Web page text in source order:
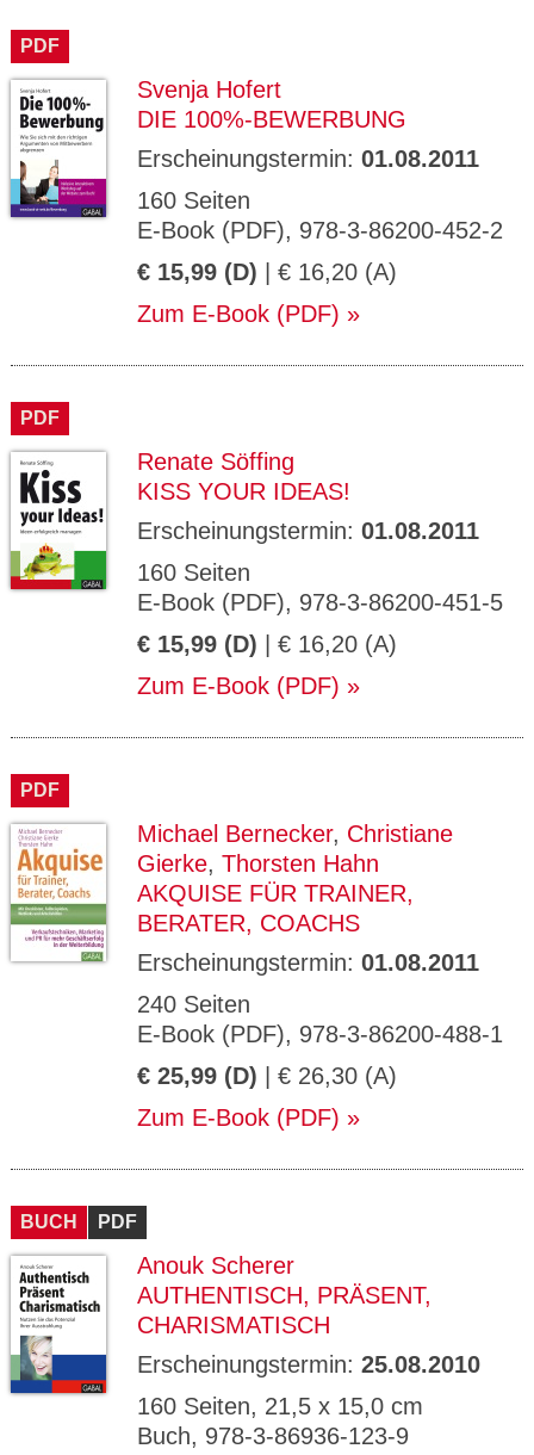
PDF
Svenja Hofert
DIE 100%-BEWERBUNG
Erscheinungstermin: 01.08.2011
160 Seiten
E-Book (PDF), 978-3-86200-452-2
€ 15,99 (D) | € 16,20 (A)
Zum E-Book (PDF)
PDF
Renate Söffing
KISS YOUR IDEAS!
Erscheinungstermin: 01.08.2011
160 Seiten
E-Book (PDF), 978-3-86200-451-5
€ 15,99 (D) | € 16,20 (A)
Zum E-Book (PDF)
PDF
Michael Bernecker, Christiane
Gierke, Thorsten Hahn
AKQUISE FÜR TRAINER,
BERATER, COACHS
Erscheinungstermin: 01.08.2011
240 Seiten
E-Book (PDF), 978-3-86200-488-1
€ 25,99 (D) | € 26,30 (A)
Zum E-Book (PDF)
BUCH PDF
Anouk Scherer
AUTHENTISCH, PRÄSENT,
CHARISMATISCH
Erscheinungstermin: 25.08.2010
160 Seiten, 21,5 x 15,0 cm
Buch, 978-3-86936-123-9